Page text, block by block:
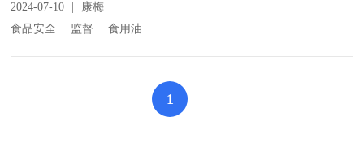
2024-07-10
康梅
食品安全
监督 食用油
1